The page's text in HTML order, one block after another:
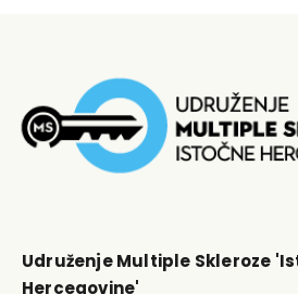
Udruženje Multiple Skleroze
Hercegovine'